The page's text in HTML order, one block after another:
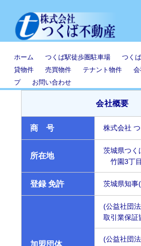
ホーム つくば駅徒歩圏駐車場 つく
貸物件
売買物件 テナント物件
プ
お問い合わせ
会社概要
商 号 株式会社
所在地
茨城県つく
竹園3丁
登録 免許 茨城県知事
加盟団体
(公益社団
取引業保証
(公益社団